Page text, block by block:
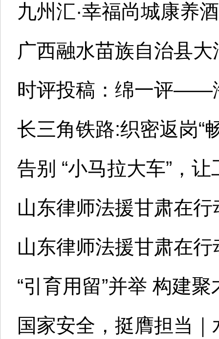
九州汇·幸福尚城康养
广西融水苗族自治县大
时评投稿：绵一评——
长三角铁路:织密返岗“
告别 “小马拉大车”，
山东律师法援甘肃在
山东律师法援甘肃在
“引育用留”并举 构建聚
国家安全，挺膺担当